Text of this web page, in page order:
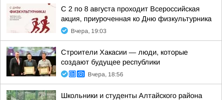
С 2 по 8 августа проходит Всероссийская
акция, приуроченная ко Дню физкультурника
Вчера, 19:03
Строители Хакасии — люди, которые
создают будущее республики
Вчера, 18:56
Школьники и студенты Алтайского района